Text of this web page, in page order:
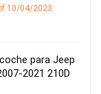
10/04/2023
para Jeep
2021 210D